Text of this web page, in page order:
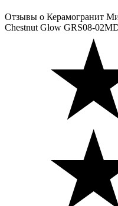
Отзывы о Керамогранит
Chestnut Glow GRS08-